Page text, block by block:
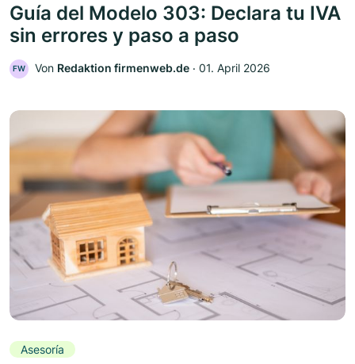
Guía del Modelo 303: Declara tu IVA
sin errores y paso a paso
FW Von Redaktion firmenweb.de ‧ 01. April 2026
Asesoría